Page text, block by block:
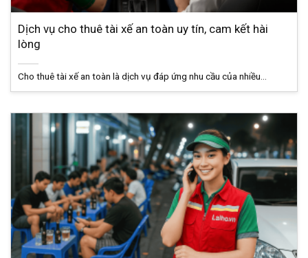
Dịch vụ cho thuê tài xế an toàn uy tín, cam kết hài
lòng
Cho thuê tài xế an toàn là dịch vụ đáp ứng nhu cầu của nhiều...